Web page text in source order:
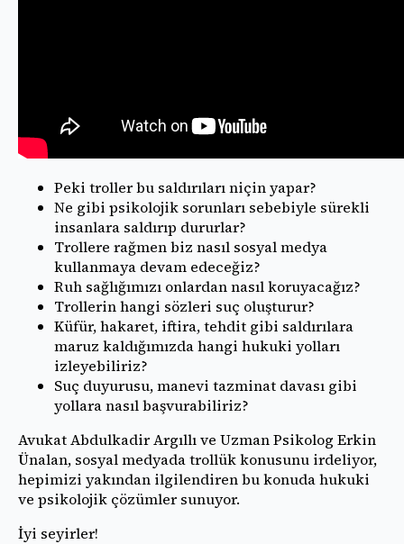
Peki troller bu saldırıları niçin yapar?
Ne gibi psikolojik sorunları sebebiyle sürekli
insanlara saldırıp dururlar?
Trollere rağmen biz nasıl sosyal medya
kullanmaya devam edeceğiz?
Ruh sağlığımızı onlardan nasıl koruyacağız?
Trollerin hangi sözleri suç oluşturur?
Küfür, hakaret, iftira, tehdit gibi saldırılara
maruz kaldığımızda hangi hukuki yolları
izleyebiliriz?
Suç duyurusu, manevi tazminat davası gibi
yollara nasıl başvurabiliriz?
Avukat Abdulkadir Argıllı ve Uzman Psikolog Erkin
Ünalan, sosyal medyada trollük konusunu irdeliyor,
hepimizi yakından ilgilendiren bu konuda hukuki
ve psikolojik çözümler sunuyor.
İyi seyirler!